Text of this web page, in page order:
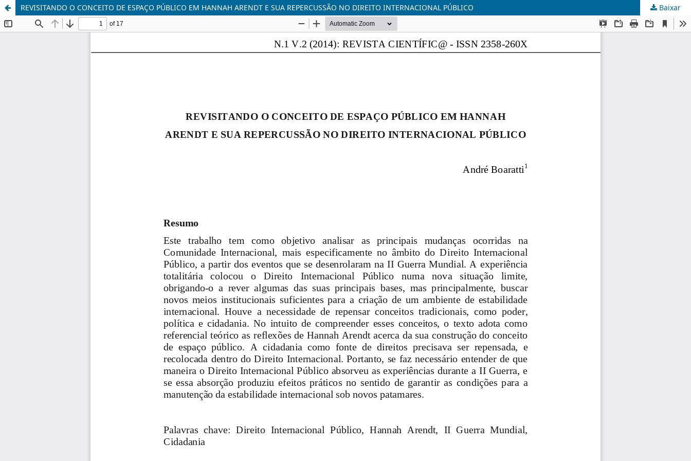
REVISITANDO O CONCEITO DE ESPAÇO PÚBLICO EM HANNAH ARENDT E SUA REPERCUSSÃO NO DIREITO INTERNACIONAL PÚBLICO Baixar